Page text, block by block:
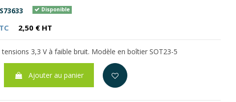
Disponible
2,50 € HT
tensions 3,3 V à faible bruit. Modèle en boîtier SOT23-5
Ajouter au panier